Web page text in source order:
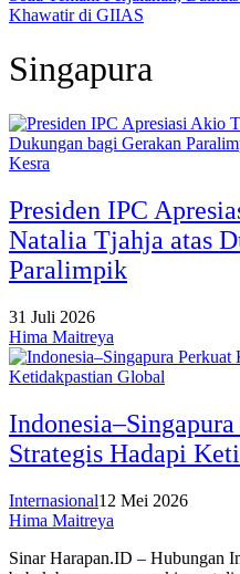
Khawatir di GIIAS
Singapura
Kesra
Presiden IPC
Natalia Tjahja atas
Paralimpik
31 Juli 2026
Hima Maitreya
Strategis Hadapi
Internasional12 Mei 2026
Hima Maitreya
Sinar Harapan.ID – Hubungan